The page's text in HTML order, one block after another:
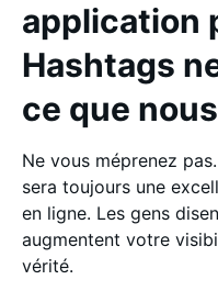
application
Hashtags
ce que
Ne vous méprenez
sera toujours une
en ligne. Les gens
augmentent votre
vérité.